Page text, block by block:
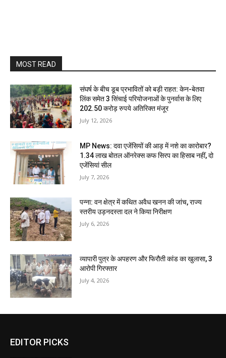
MOST READ
संघर्ष के बीच डूब प्रभावितों को बड़ी राहत: केन-बेतवा
लिंक समेत 3 सिंचाई परियोजनाओं के पुनर्वास के लिए
202.50 करोड़ रुपये अतिरिक्त मंजूर
July 12, 2026
MP News: दवा एजेंसियों की आड़ में नशे का कारोबार?
1.34 लाख बोतल ऑनरेक्स कफ सिरप का हिसाब नहीं, दो
एजेंसियां सील
July 7, 2026
पन्ना: वन क्षेत्र में कथित अवैध खनन की जांच, राज्य
स्तरीय उड़नदस्ता दल ने किया निरीक्षण
July 6, 2026
व्यापारी पुत्र के अपहरण और फिरौती कांड का खुलासा, 3
आरोपी गिरफ्तार
July 4, 2026
EDITOR PICKS